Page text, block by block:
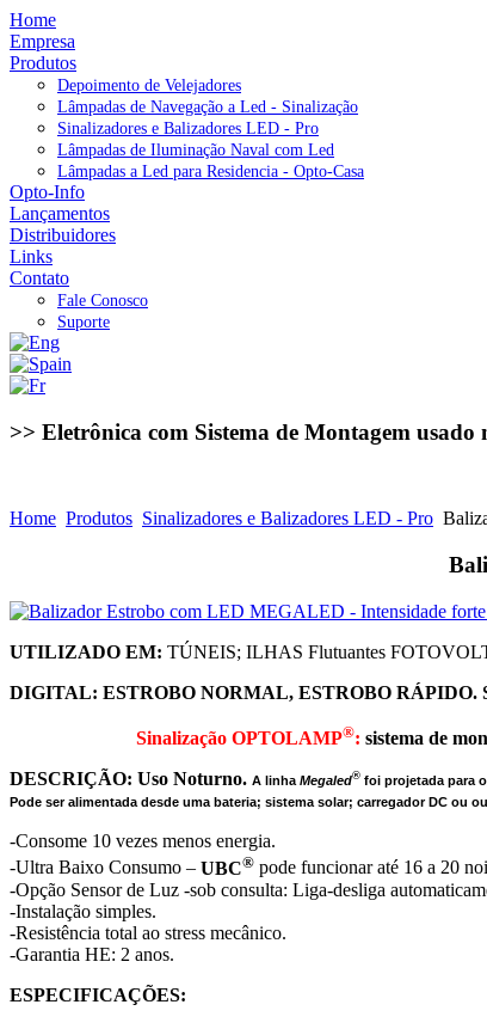
Home
Empresa
Produtos
Depoimento de Velejadores
Lâmpadas de Navegação a Led - Sinalização
Sinalizadores e Balizadores LED - Pro
Lâmpadas de Iluminação Naval com Led
Lâmpadas a Led para Residencia - Opto-Casa
Opto-Info
Lançamentos
Distribuidores
Links
Contato
Fale Conosco
Suporte
>> Eletrônica com Sistema de Montagem
Home Produtos Sinalizadores e Balizadores LED - Pro
UTILIZADO EM: TÚNEIS; ILHAS Flutuantes
DIGITAL: ESTROBO NORMAL, ESTROBO
Sinalização OPTOLAMP®: sistema de
DESCRIÇÃO: Uso Noturno. A linha Megaled® foi projetada para
Pode ser alimentada desde uma bateria; sistema solar; carregador DC ou
-Consome 10 vezes menos energia.
-Ultra Baixo Consumo – UBC® pode funcionar até 16 a 20
-Opção Sensor de Luz -sob consulta: Liga-desliga
-Instalação simples.
-Resistência total ao stress mecânico.
-Garantia HE: 2 anos.
ESPECIFICAÇÕES: